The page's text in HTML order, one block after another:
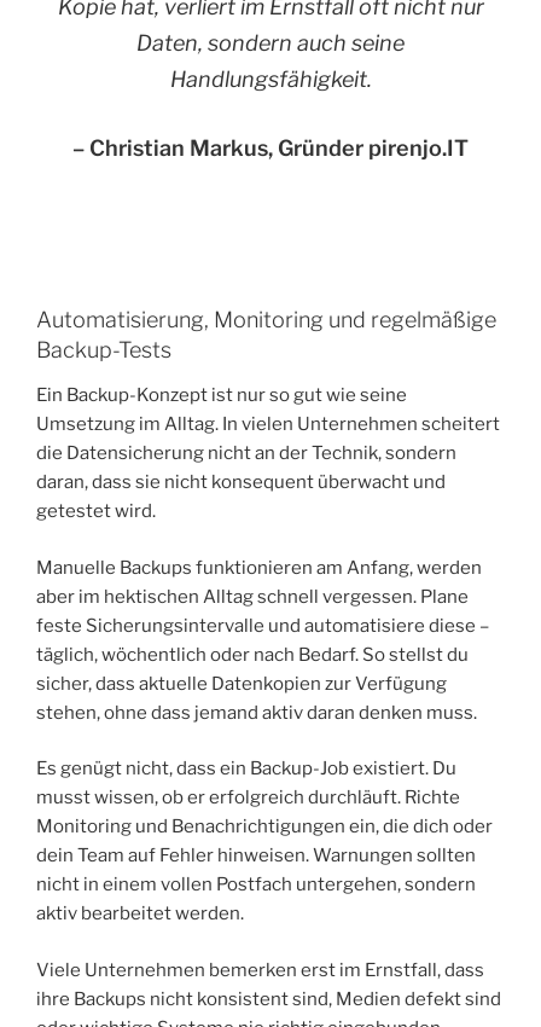
Kopie hat, verliert im Ernstfall oft nicht nur
Daten, sondern auch seine
Handlungsfähigkeit.
– Christian Markus, Gründer pirenjo.IT
Automatisierung, Monitoring und regelmäßige
Backup-Tests
Ein Backup-Konzept ist nur so gut wie seine
Umsetzung im Alltag. In vielen Unternehmen scheitert
die Datensicherung nicht an der Technik, sondern
daran, dass sie nicht konsequent überwacht und
getestet wird.
Manuelle Backups funktionieren am Anfang, werden
aber im hektischen Alltag schnell vergessen. Plane
feste Sicherungsintervalle und automatisiere diese –
täglich, wöchentlich oder nach Bedarf. So stellst du
sicher, dass aktuelle Datenkopien zur Verfügung
stehen, ohne dass jemand aktiv daran denken muss.
Es genügt nicht, dass ein Backup-Job existiert. Du
musst wissen, ob er erfolgreich durchläuft. Richte
Monitoring und Benachrichtigungen ein, die dich oder
dein Team auf Fehler hinweisen. Warnungen sollten
nicht in einem vollen Postfach untergehen, sondern
aktiv bearbeitet werden.
Viele Unternehmen bemerken erst im Ernstfall, dass
ihre Backups nicht konsistent sind, Medien defekt sind